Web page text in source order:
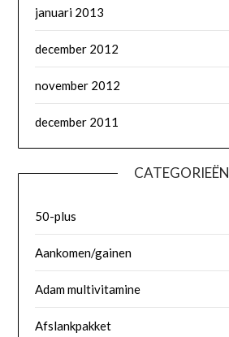
januari 2013
december 2012
november 2012
december 2011
CATEGORIEËN
50-plus
Aankomen/gainen
Adam multivitamine
Afslankpakket